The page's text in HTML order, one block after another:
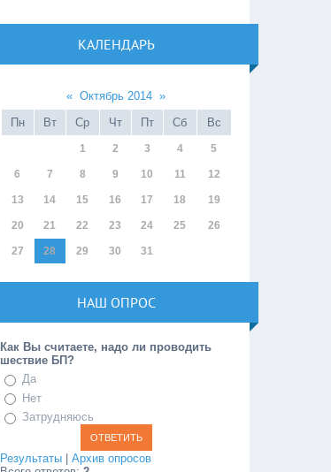
КАЛЕНДАРЬ
« Октябрь 2014 »
Пн
Вт Ср Чт Пт Сб Вс
1 2 3 4 5
6 7 8 9 10 11 12
13 14 15 16 17 18 19
20 21 22 23 24 25 26
27 28 29 30 31
НАШ ОПРОС
Как Вы считаете, надо ли проводить
шествие БП?
Да
Нет
Затрудняюсь
Результаты |Архив опросов